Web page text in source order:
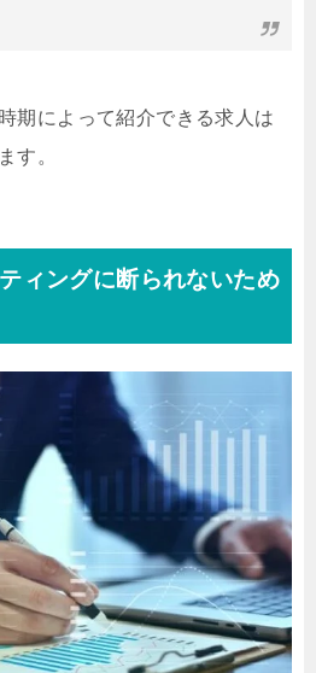
期によって紹介できる求人は
す。
ィングに断られないため